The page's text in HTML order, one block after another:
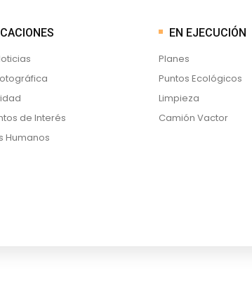
de Interés
Humanos
EN EJECUCIÓN
Planes
Puntos Ecológicos
Limpieza
Camión Vactor